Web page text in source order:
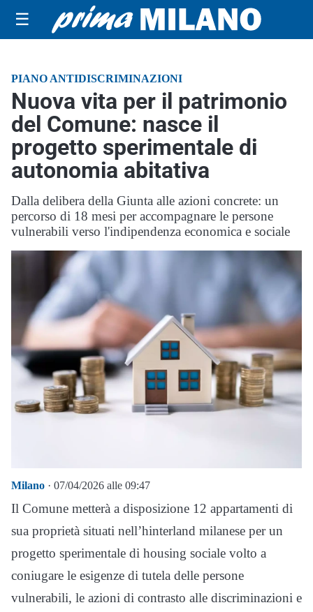
☰
PIANO ANTIDISCRIMINAZIONI
Nuova vita per il patrimonio
del Comune: nasce il
progetto sperimentale di
autonomia abitativa
Dalla delibera della Giunta alle azioni concrete: un
percorso di 18 mesi per accompagnare le persone
vulnerabili verso l'indipendenza economica e sociale
Milano · 07/04/2026 alle 09:47
Il Comune metterà a disposizione 12 appartamenti di
sua proprietà situati nell’hinterland milanese per un
progetto sperimentale di housing sociale volto a
coniugare le esigenze di tutela delle persone
vulnerabili, le azioni di contrasto alle discriminazioni e